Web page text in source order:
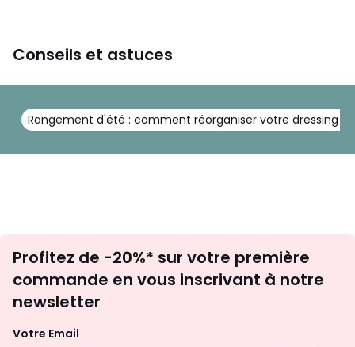
Conseils et astuces
Rangement d'été : comment réorganiser votre dressing
newsletter
Profitez de -20%* sur votre première
commande en vous inscrivant à notre
newsletter
Votre Email